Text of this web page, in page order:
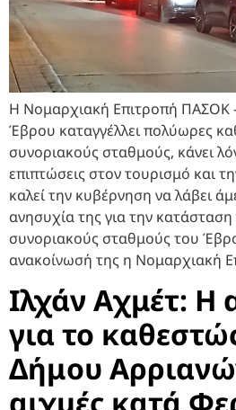
Η Νομαρχιακή Επιτροπή ΠΑΣΟΚ
Έβρου καταγγέλλει πολύωρες
συνοριακούς σταθμούς, κάνει
επιπτώσεις στον τουρισμό και
καλεί την κυβέρνηση να λάβει
ανησυχία της για την
συνοριακούς σταθμούς του
ανακοίνωσή της η Νομαρχιακή
Ιλχάν Αχμέτ: Η
για το
Δήμου